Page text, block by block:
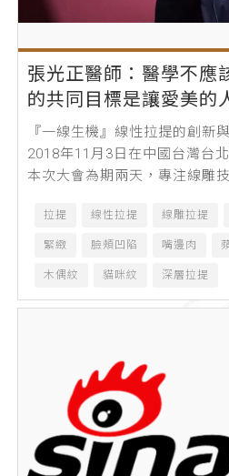
張光正醫師：醫學不應
的共同目標是讓愛美的
『一線生機』線性拉提的創新
2018年11月3日在中國台灣台
本次大會為期兩天，專注線雕
拉提 線性拉提 線雕拉提
緊緻 臉頰凹陷 嘴邊肉
木偶紋 貓咪紋 深層拉提